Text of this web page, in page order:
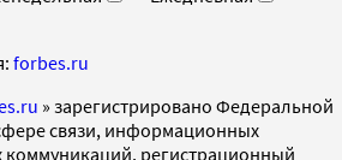
forbes.ru
» зарегистрировано Федеральной
связи, информационных
коммуникаций, регистрационный